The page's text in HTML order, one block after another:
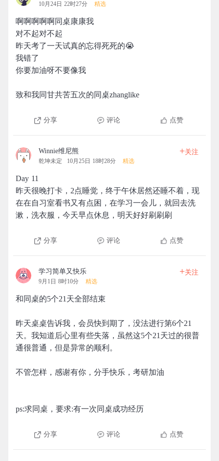
10月24日 22时27分 精选
啊啊啊啊啊同桌康康我
对不起对不起
昨天考了一天试真的忘得死死的😭
我错了
你要加油呀不要像我
致和我同甘共苦五次的同桌zhanglike
分享 评论 点赞
Winnie维尼熊
乾坤未定 10月25日 18时28分 精选
+关注
Day 11
昨天很晚打卡，2点睡觉，终于午休居然还睡不着，现
在在自习室看书又有点困，在学习一会儿，就回去洗
漱，洗衣服，今天早点休息，明天好好刷刷刷
分享 评论 点赞
学习简单又快乐
9月1日 8时10分 精选
+关注
和同桌的5个21天全部结束
昨天桌桌告诉我，会员快到期了，没法进行第6个21
天。我知道后心里有些失落，虽然这5个21天过的很普
通很普通，但是异常的顺利。
不管怎样，感谢有你，分手快乐，考研加油
ps:求同桌，要求:有一次同桌成功经历
分享 评论 点赞